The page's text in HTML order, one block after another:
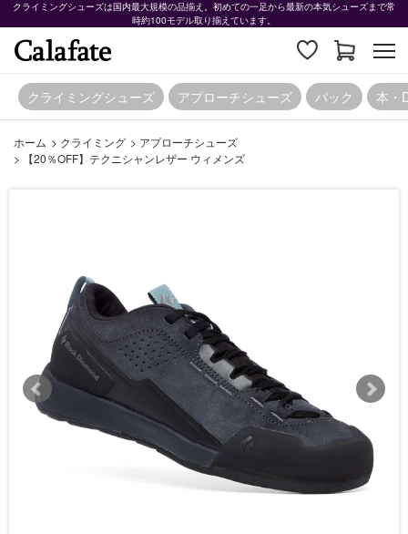
クライミングシューズは国内最大規模の品揃え。初めての一足から最新の本気シューズまで常
時約100モデル取り揃えています。
クライミングシューズ アプローチシューズ パック 本・
ホーム > クライミング > アプローチシューズ
>
【20％OFF】テクニシャンレザー ウィメンズ